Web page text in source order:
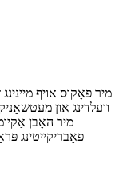
מיר פאָקוס אויף
וועלדינג און
מיר האָבן
פאַבריקייטינג